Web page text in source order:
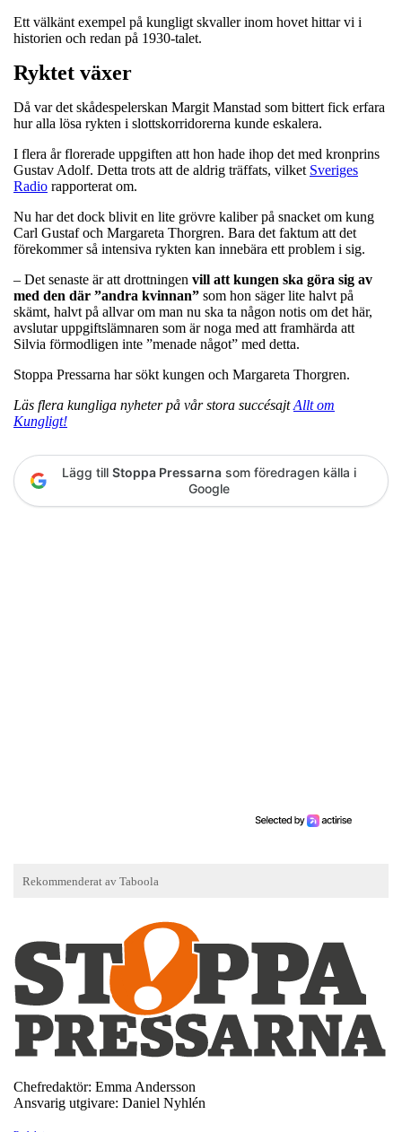
Ett välkänt exempel på kungligt skvaller inom hovet hittar vi i
historien och redan på 1930-talet.
Ryktet växer
Då var det skådespelerskan Margit Manstad som bittert fick erfara
hur alla lösa rykten i slottskorridorerna kunde eskalera.
I flera år florerade uppgiften att hon hade ihop det med kronprins
Gustav Adolf. Detta trots att de aldrig träffats, vilket Sveriges
Radio rapporterat om.
Nu har det dock blivit en lite grövre kaliber på snacket om kung
Carl Gustaf och Margareta Thorgren. Bara det faktum att det
förekommer så intensiva rykten kan innebära ett problem i sig.
– Det senaste är att drottningen vill att kungen ska göra sig av
med den där ”andra kvinnan” som hon säger lite halvt på
skämt, halvt på allvar om man nu ska ta någon notis om det här,
avslutar uppgiftslämnaren som är noga med att framhärda att
Silvia förmodligen inte ”menade något” med detta.
Stoppa Pressarna har sökt kungen och Margareta Thorgren.
Läs flera kungliga nyheter på vår stora succésajtAllt om
Kungligt!
Lägg till Stoppa Pressarna som föredragen källa i
Google
Chefredaktör: Emma Andersson
Ansvarig utgivare: Daniel Nyhlén